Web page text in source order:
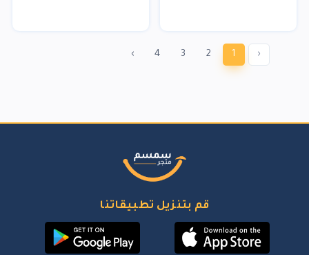
‹
1
2
3
4
›
قم بتنزيل تطبيقاتنا